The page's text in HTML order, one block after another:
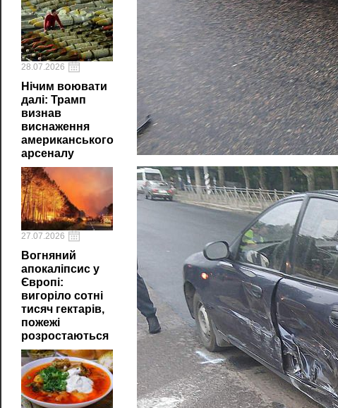
28.07.2026
Нічим воювати
далі: Трамп
визнав
виснаження
американського
арсеналу
27.07.2026
Вогняний
апокаліпсис у
Європі:
вигоріло сотні
тисяч гектарів,
пожежі
розростаються